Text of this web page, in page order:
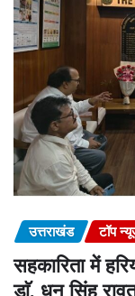
उत्तराखंड टॉप
सहकारिता में
डाॅ. धन सिंह